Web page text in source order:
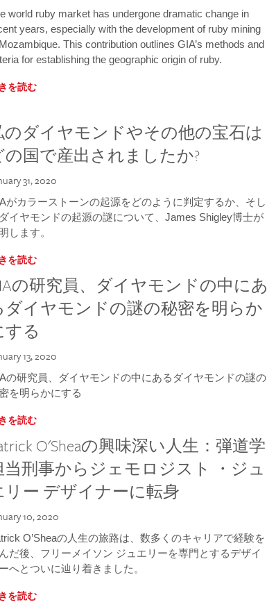
world ruby market has undergone dramatic change in
years, especially with the development of ruby mining
This contribution outlines GIA’s methods and
for establishing the geographic origin of ruby.
を読む
のダイヤモンドやその他の宝石は
の国で産出されましたか?
31, 2020
がカラーストーンの起源をどのように判定するか、そし
イヤモンドの起源の謎について、James Shigley博士が
します。
を読む
の研究員、ダイヤモンドの中にあ
ダイヤモンドの謎の秘密を明らか
する
13, 2020
の研究員、ダイヤモンドの中にあるダイヤモンドの謎の
を明らかにする
を読む
O'Sheaの興味深い人生：弾道学
当刑事からジェモロジスト ・ジュ
リー デザイナーに転身
10, 2020
O’Sheaの人生の旅路は、数多くのキャリアで経験を
だ後、フリーメイソン ジュエリーを専門とするデザイ
へとついに辿り着きました。
を読む